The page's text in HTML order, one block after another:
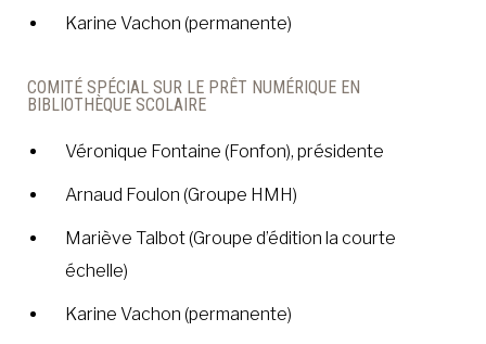
Karine Vachon (permanente)
COMITÉ SPÉCIAL SUR LE PRÊT NUMÉRIQUE EN
BIBLIOTHÈQUE SCOLAIRE
Véronique Fontaine (Fonfon), présidente
Arnaud Foulon (Groupe HMH)
Mariève Talbot (Groupe d’édition la courte
échelle)
Karine Vachon (permanente)